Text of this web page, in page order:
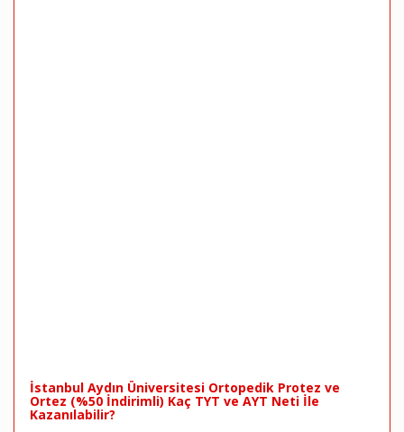
İstanbul Aydın Üniversitesi Ortopedik Protez ve
Ortez (%50 İndirimli) Kaç TYT ve AYT Neti İle
Kazanılabilir?